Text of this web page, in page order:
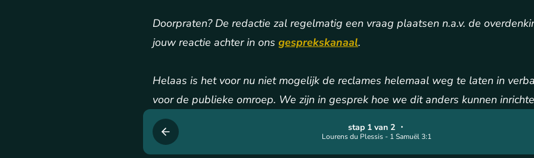
Lourens du Plessis - 1 Samuël 3:1
stap 1 van 2・
Doorpraten? De redactie zal regelmatig een vraag plaatsen n.a.v. de
jouw reactie achter in ons gesprekskanaal.
Helaas is het voor nu niet mogelijk de reclames helemaal weg te laten in
voor de publieke omroep. We zijn in gesprek hoe we dit anders kunnen